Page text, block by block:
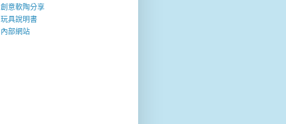
創意軟陶分享
玩具說明書
內部網站